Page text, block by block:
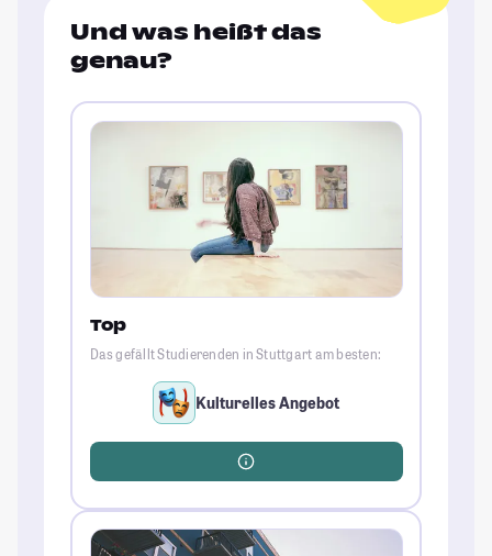
Und was heißt das
genau?
Top
Das gefällt Studierenden in Stuttgart am besten:
Kulturelles Angebot